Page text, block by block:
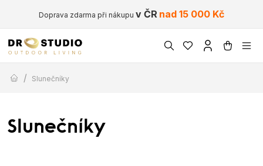
Doprava zdarma při nákupu v ČR nad 15 000 Kč
/ Slunečníky
Slunečníky